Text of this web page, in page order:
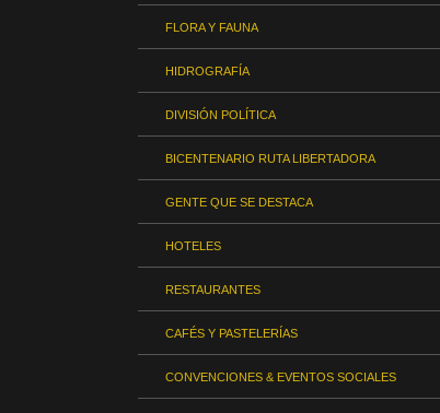
FLORA Y FAUNA
HIDROGRAFÍA
DIVISIÓN POLÍTICA
BICENTENARIO RUTA LIBERTADORA
GENTE QUE SE DESTACA
HOTELES
RESTAURANTES
CAFÉS Y PASTELERÍAS
CONVENCIONES & EVENTOS SOCIALES